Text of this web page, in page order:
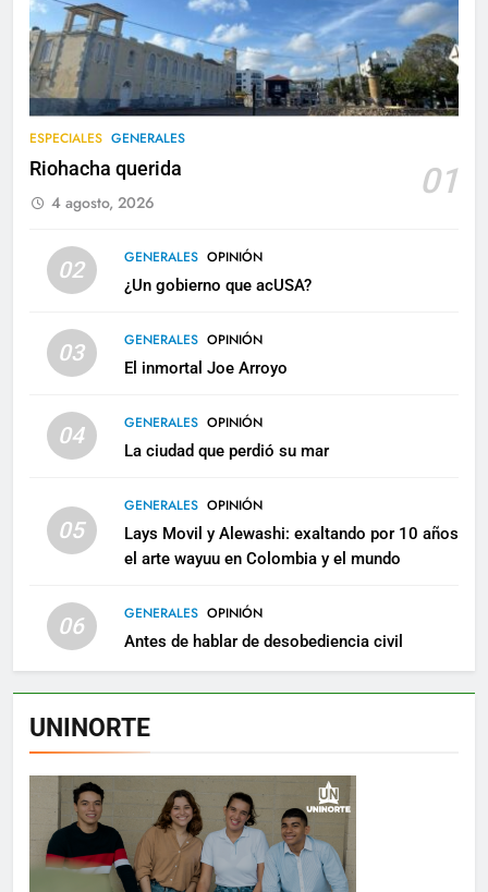
ESPECIALES GENERALES
Riohacha querida 01
4 agosto, 2026
02 GENERALES OPINIÓN
¿Un gobierno que acUSA?
03 GENERALES OPINIÓN
El inmortal Joe Arroyo
04 GENERALES OPINIÓN
La ciudad que perdió su mar
05
GENERALES OPINIÓN
Lays Movil y Alewashi: exaltando por 10 años
el arte wayuu en Colombia y el mundo
06 GENERALES OPINIÓN
Antes de hablar de desobediencia civil
UNINORTE